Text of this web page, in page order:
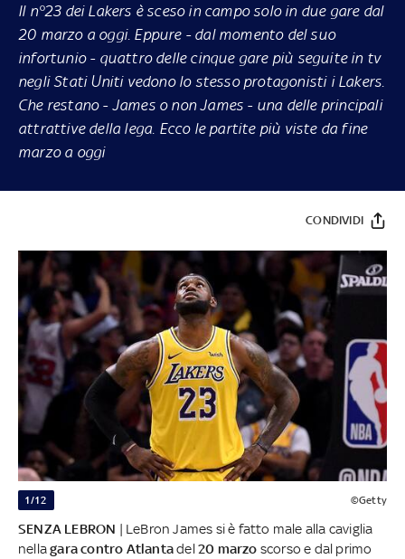
Il n°23 dei Lakers è sceso in campo solo in due gare dal
20 marzo a oggi. Eppure - dal momento del suo
infortunio - quattro delle cinque gare più seguite in tv
negli Stati Uniti vedono lo stesso protagonisti i Lakers.
Che restano - James o non James - una delle principali
attrattive della lega. Ecco le partite più viste da fine
marzo a oggi
CONDIVIDI
1/12 ©Getty
SENZA LEBRON | LeBron James si è fatto male alla caviglia
nellagara contro Atlantadel20 marzo scorso e dal primo